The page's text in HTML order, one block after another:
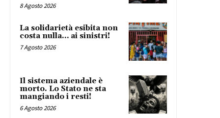
8 Agosto 2026
La solidarietà esibita non
costa nulla… ai sinistri!
7 Agosto 2026
Il sistema aziendale è
morto. Lo Stato ne sta
mangiando i resti!
6 Agosto 2026